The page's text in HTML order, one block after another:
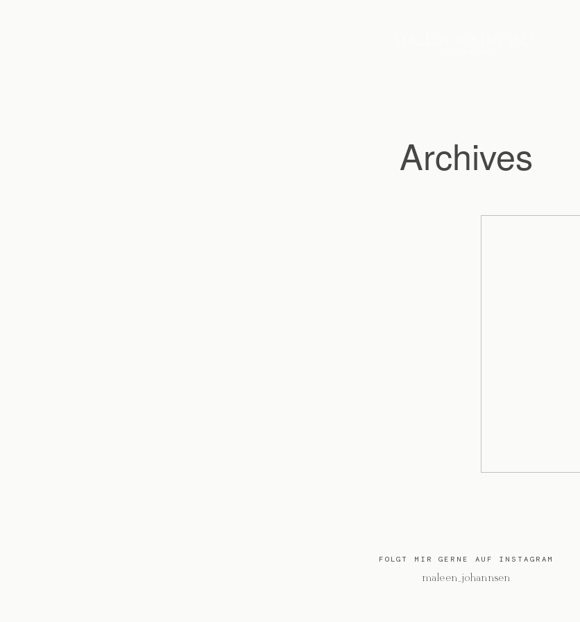
Archives
FOLGT MIR GERNE AUF INSTAGRAM
@maleen_johannsen